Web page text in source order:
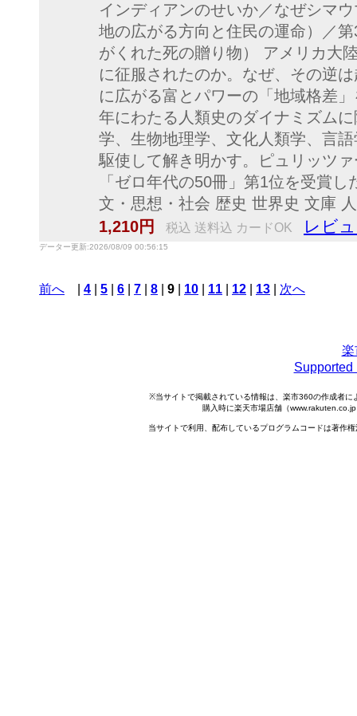
インディアンのせいか／なぜシマ
地の広がる方向と住民の運命）／
がくれた死の贈り物） アメリカ大
に征服されたのか。なぜ、その逆
に広がる富とパワーの「地域格差
年にわたる人類史のダイナミズム
学、生物地理学、文化人類学、言
駆使して解き明かす。ピュリッツ
「ゼロ年代の50冊」第1位を受賞
文・思想・社会 歴史 世界史 文庫
1,210円
税込 送料込 カードOK レビ
データー更新:2026/08/09 00:56:15
前へ 4 5 6 7 8 9 10 11 12 13 次へ
楽
Supported
※当サイトで掲載されている情報は、楽市360の作成者
購入時に楽天市場店舗（
当サイトで利用、配布しているプログラムコードは著作